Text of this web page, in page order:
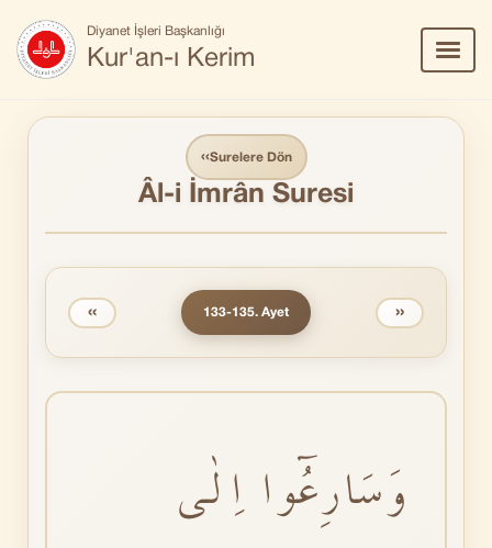
Diyanet İşleri Başkanlığı
Kur'an-ı Kerim
Aç/
‹‹Surelere Dön
Âl-i İmrân Suresi
‹‹ 133-135. Ayet ››
وَسَارِعُٓوا اِلٰى